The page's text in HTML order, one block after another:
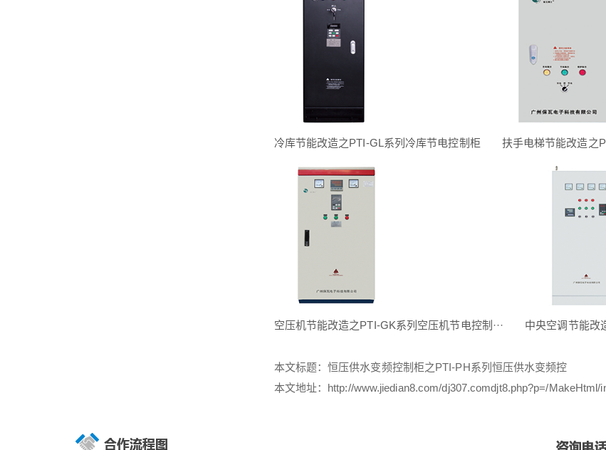
冷库节能改造之PTI-GL系列冷库节电控制柜 扶手电梯节能改造之
空压机节能改造之PTI-GK系列空压机节电控制··· 中央空调节能改
本文标题： 恒压供水变频控制柜之PTI-PH系列恒压供水变频控
本文地址： http://www.jiedian8.com/dj307.comdjt8.php?p=/